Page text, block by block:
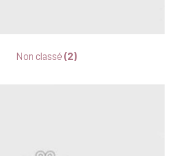
Non classé (2)